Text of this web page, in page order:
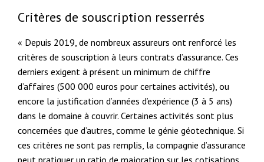
Critères de souscription resserrés
« Depuis 2019, de nombreux assureurs ont renforcé les
critères de souscription à leurs contrats d’assurance. Ces
derniers exigent à présent un minimum de chiffre
d’affaires (500 000 euros pour certaines activités), ou
encore la justification d’années d’expérience (3 à 5 ans)
dans le domaine à couvrir. Certaines activités sont plus
concernées que d’autres, comme le génie géotechnique. Si
ces critères ne sont pas remplis, la compagnie d’assurance